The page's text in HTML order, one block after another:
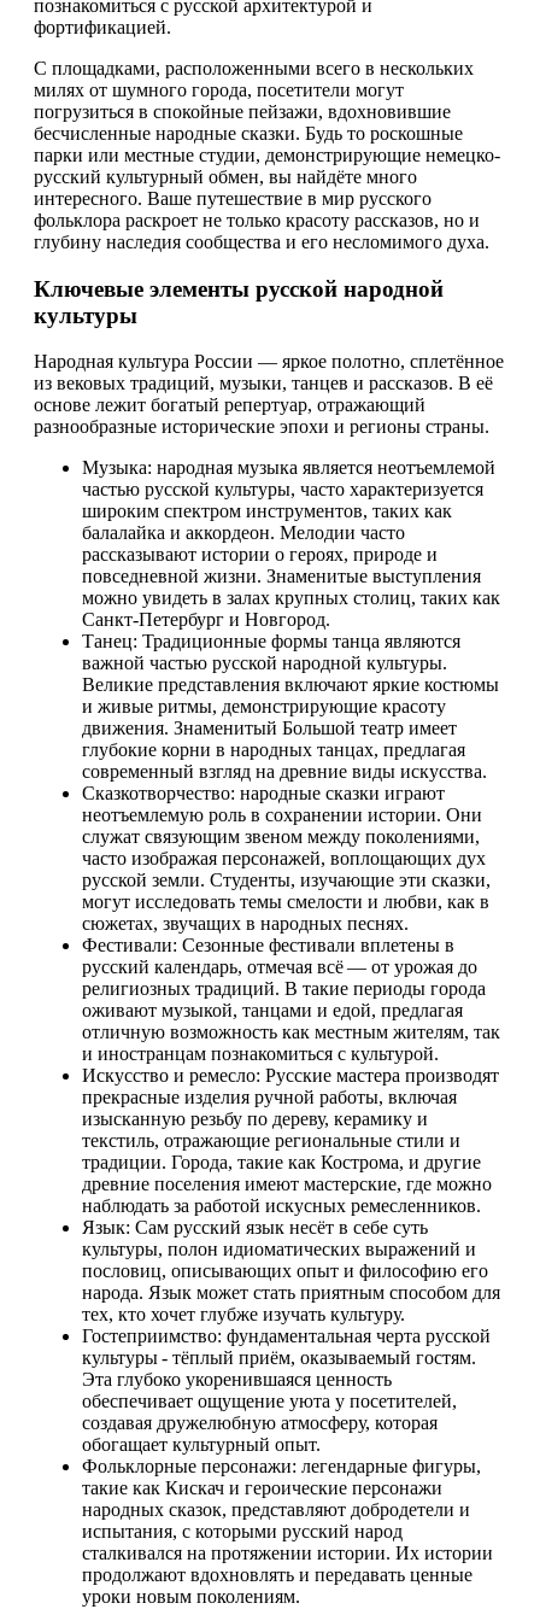
познакомиться с русской архитектурой и
фортификацией.
С площадками, расположенными всего в нескольких
милях от шумного города, посетители могут
погрузиться в спокойные пейзажи, вдохновившие
бесчисленные народные сказки. Будь то роскошные
парки или местные студии, демонстрирующие немецко-
русский культурный обмен, вы найдёте много
интересного. Ваше путешествие в мир русского
фольклора раскроет не только красоту рассказов, но и
глубину наследия сообщества и его несломимого духа.
Ключевые элементы русской народной
культуры
Народная культура России — яркое полотно, сплетённое
из вековых традиций, музыки, танцев и рассказов. В её
основе лежит богатый репертуар, отражающий
разнообразные исторические эпохи и регионы страны.
Музыка: народная музыка является неотъемлемой
частью русской культуры, часто характеризуется
широким спектром инструментов, таких как
балалайка и аккордеон. Мелодии часто
рассказывают истории о героях, природе и
повседневной жизни. Знаменитые выступления
можно увидеть в залах крупных столиц, таких как
Санкт-Петербург и Новгород.
Танец: Традиционные формы танца являются
важной частью русской народной культуры.
Великие представления включают яркие костюмы
и живые ритмы, демонстрирующие красоту
движения. Знаменитый Большой театр имеет
глубокие корни в народных танцах, предлагая
современный взгляд на древние виды искусства.
Сказкотворчество: народные сказки играют
неотъемлемую роль в сохранении истории. Они
служат связующим звеном между поколениями,
часто изображая персонажей, воплощающих дух
русской земли. Студенты, изучающие эти сказки,
могут исследовать темы смелости и любви, как в
сюжетах, звучащих в народных песнях.
Фестивали: Сезонные фестивали вплетены в
русский календарь, отмечая всё — от урожая до
религиозных традиций. В такие периоды города
оживают музыкой, танцами и едой, предлагая
отличную возможность как местным жителям, так
и иностранцам познакомиться с культурой.
Искусство и ремесло: Русские мастера производят
прекрасные изделия ручной работы, включая
изысканную резьбу по дереву, керамику и
текстиль, отражающие региональные стили и
традиции. Города, такие как Кострома, и другие
древние поселения имеют мастерские, где можно
наблюдать за работой искусных ремесленников.
Язык: Сам русский язык несёт в себе суть
культуры, полон идиоматических выражений и
пословиц, описывающих опыт и философию его
народа. Язык может стать приятным способом для
тех, кто хочет глубже изучать культуру.
Гостеприимство: фундаментальная черта русской
культуры - тёплый приём, оказываемый гостям.
Эта глубоко укоренившаяся ценность
обеспечивает ощущение уюта у посетителей,
создавая дружелюбную атмосферу, которая
обогащает культурный опыт.
Фольклорные персонажи: легендарные фигуры,
такие как Кискач и героические персонажи
народных сказок, представляют добродетели и
испытания, с которыми русский народ
сталкивался на протяжении истории. Их истории
продолжают вдохновлять и передавать ценные
уроки новым поколениям.